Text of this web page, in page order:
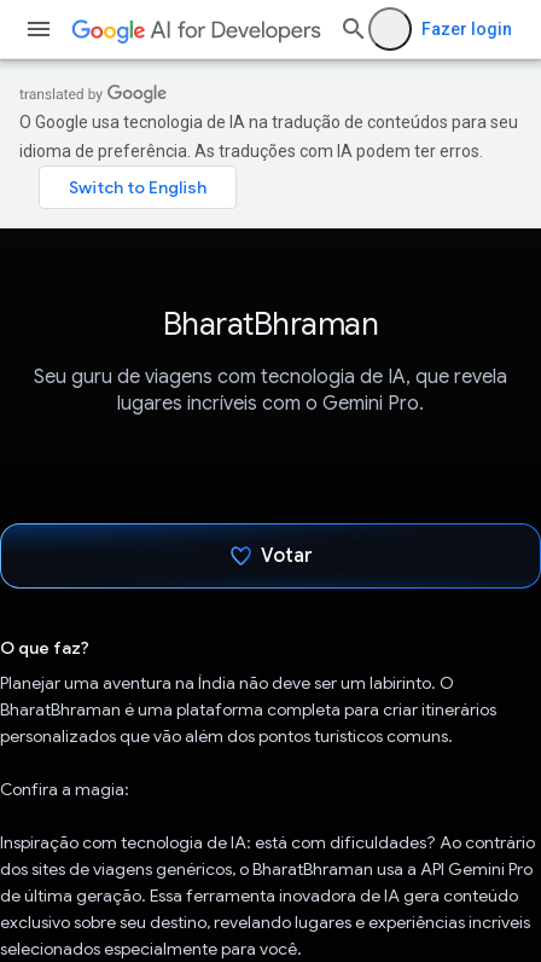
Fazer login
O Google usa tecnologia de IA na tradução de conteúdos para seu
idioma de preferência. As traduções com IA podem ter erros.
BharatBhraman
Seu guru de viagens com tecnologia de IA, que revela
lugares incríveis com o Gemini Pro.
Votar
O que faz?
Planejar uma aventura na Índia não deve ser um labirinto. O
BharatBhraman é uma plataforma completa para criar itinerários
personalizados que vão além dos pontos turísticos comuns.
Confira a magia:
Inspiração com tecnologia de IA: está com dificuldades? Ao contrário
dos sites de viagens genéricos, o BharatBhraman usa a API Gemini Pro
de última geração. Essa ferramenta inovadora de IA gera conteúdo
exclusivo sobre seu destino, revelando lugares e experiências incríveis
selecionados especialmente para você.